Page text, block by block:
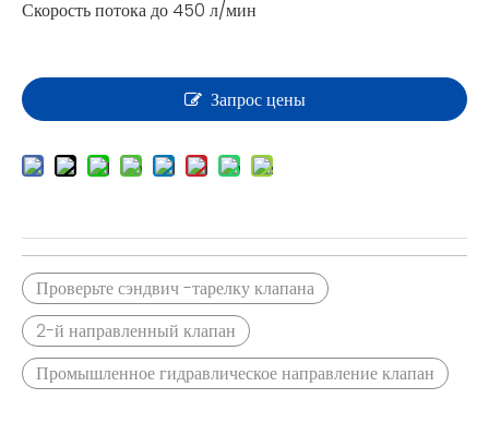
Скорость потока до 450 л/мин
Запрос цены
Проверьте сэндвич -тарелку клапана
2-й направленный клапан
Промышленное гидравлическое направление клапан